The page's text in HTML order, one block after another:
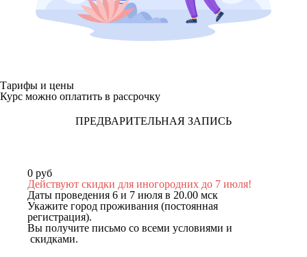
Тарифы и цены
Курс можно оплатить в рассрочку
ПРЕДВАРИТЕЛЬНАЯ ЗАПИСЬ
0 руб
Действуют скидки для иногородних до 7 июля!
Даты проведения 6 и 7 июля в 20.00 мск
Укажите город проживания (постоянная
регистрация).
Вы получите письмо со всеми условиями и
скидками.